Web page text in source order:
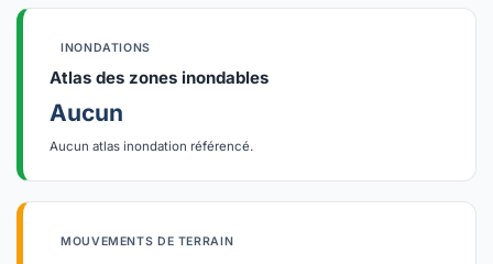
INONDATIONS
Atlas des zones inondables
Aucun
Aucun atlas inondation référencé.
MOUVEMENTS DE TERRAIN